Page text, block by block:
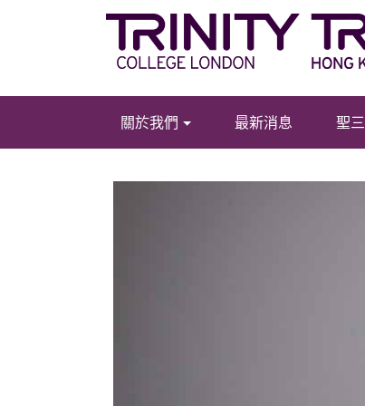
關於我們 最新消息 聖